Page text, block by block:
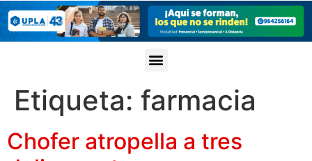
Etiqueta: farmacia
Chofer atropella a tres